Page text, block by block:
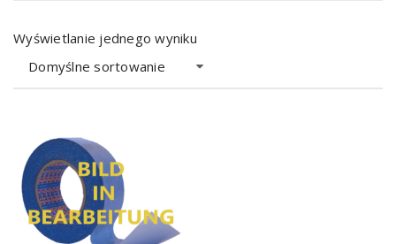
Wyświetlanie jednego wyniku
Domyślne sortowanie